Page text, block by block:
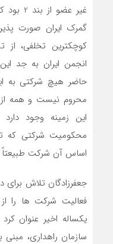
غیر
کوچکترین تخلفی،
انجمن ایران به جد
حاضر هیچ شرکتی به
محروم نیست و همه
این زمینه وجود
محکومیت شرکتی که
اساس آن شرکت طبیعتاً
جعفرزادگان تلاش برای
فعالیت شرکت ها را
یکساله اخیر عنوان
سازمان راهداری، مبنی